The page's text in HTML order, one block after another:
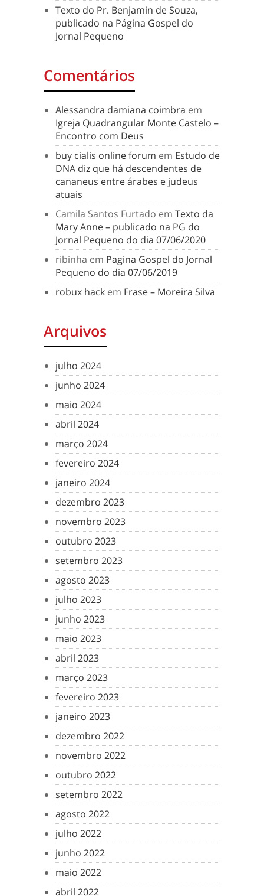
Texto do Pr. Benjamin de Souza,
publicado na Página Gospel do
Jornal Pequeno
Comentários
Alessandra damiana coimbra em
Igreja Quadrangular Monte Castelo –
Encontro com Deus
buy cialis online forum em Estudo de
DNA diz que há descendentes de
cananeus entre árabes e judeus
atuais
Camila Santos Furtado em Texto da
Mary Anne – publicado na PG do
Jornal Pequeno do dia 07/06/2020
ribinha em Pagina Gospel do Jornal
Pequeno do dia 07/06/2019
robux hack em Frase – Moreira Silva
Arquivos
julho 2024
junho 2024
maio 2024
abril 2024
março 2024
fevereiro 2024
janeiro 2024
dezembro 2023
novembro 2023
outubro 2023
setembro 2023
agosto 2023
julho 2023
junho 2023
maio 2023
abril 2023
março 2023
fevereiro 2023
janeiro 2023
dezembro 2022
novembro 2022
outubro 2022
setembro 2022
agosto 2022
julho 2022
junho 2022
maio 2022
abril 2022